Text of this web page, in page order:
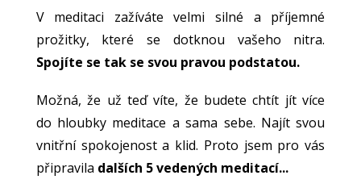
V meditaci zažíváte velmi silné a příjemné
prožitky, které se dotknou vašeho nitra.
Spojíte se tak se svou pravou podstatou.
Možná, že už teď víte, že budete chtít jít více
do hloubky meditace a sama sebe. Najít svou
vnitřní spokojenost a klid. Proto jsem pro vás
připravila dalších 5 vedených meditací...